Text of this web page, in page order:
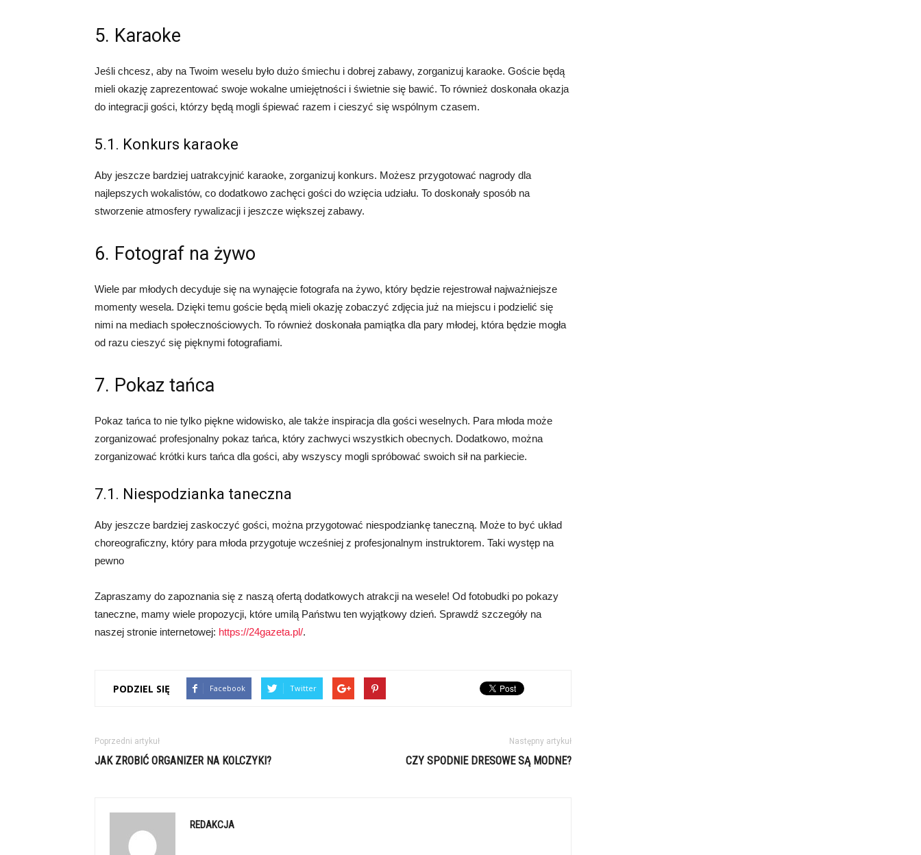
5. Karaoke
Jeśli chcesz, aby na Twoim weselu było dużo śmiechu i dobrej zabawy, zorganizuj karaoke. Goście będą
mieli okazję zaprezentować swoje wokalne umiejętności i świetnie się bawić. To również doskonała okazja
do integracji gości, którzy będą mogli śpiewać razem i cieszyć się wspólnym czasem.
5.1. Konkurs karaoke
Aby jeszcze bardziej uatrakcyjnić karaoke, zorganizuj konkurs. Możesz przygotować nagrody dla
najlepszych wokalistów, co dodatkowo zachęci gości do wzięcia udziału. To doskonały sposób na
stworzenie atmosfery rywalizacji i jeszcze większej zabawy.
6. Fotograf na żywo
Wiele par młodych decyduje się na wynajęcie fotografa na żywo, który będzie rejestrował najważniejsze
momenty wesela. Dzięki temu goście będą mieli okazję zobaczyć zdjęcia już na miejscu i podzielić się
nimi na mediach społecznościowych. To również doskonała pamiątka dla pary młodej, która będzie mogła
od razu cieszyć się pięknymi fotografiami.
7. Pokaz tańca
Pokaz tańca to nie tylko piękne widowisko, ale także inspiracja dla gości weselnych. Para młoda może
zorganizować profesjonalny pokaz tańca, który zachwyci wszystkich obecnych. Dodatkowo, można
zorganizować krótki kurs tańca dla gości, aby wszyscy mogli spróbować swoich sił na parkiecie.
7.1. Niespodzianka taneczna
Aby jeszcze bardziej zaskoczyć gości, można przygotować niespodziankę taneczną. Może to być układ
choreograficzny, który para młoda przygotuje wcześniej z profesjonalnym instruktorem. Taki występ na
pewno
Zapraszamy do zapoznania się z naszą ofertą dodatkowych atrakcji na wesele! Od fotobudki po pokazy
taneczne, mamy wiele propozycji, które umilą Państwu ten wyjątkowy dzień. Sprawdź szczegóły na
naszej stronie internetowej: https://24gazeta.pl/.
PODZIEL SIĘ Facebook Twitter
Poprzedni artykuł
JAK ZROBIĆ ORGANIZER NA KOLCZYKI?
Następny artykuł
CZY SPODNIE DRESOWE SĄ MODNE?
REDAKCJA